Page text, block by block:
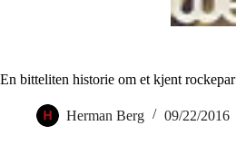
En bitteliten historie om et kjent rockepar
Herman Berg 09/22/2016